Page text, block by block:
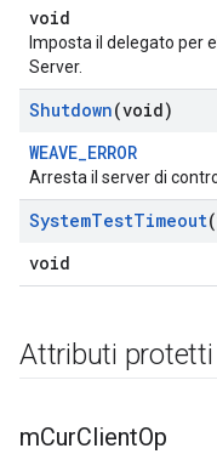
void
Imposta il delegato per
Server.
Shutdown(void)
WEAVE_ERROR
Arresta il server di
SystemTestTimeout
void
Attributi protetti
mCurClientOp